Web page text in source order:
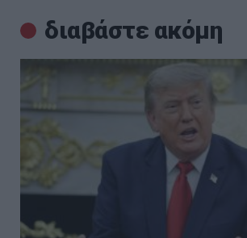
διαβάστε ακόμη